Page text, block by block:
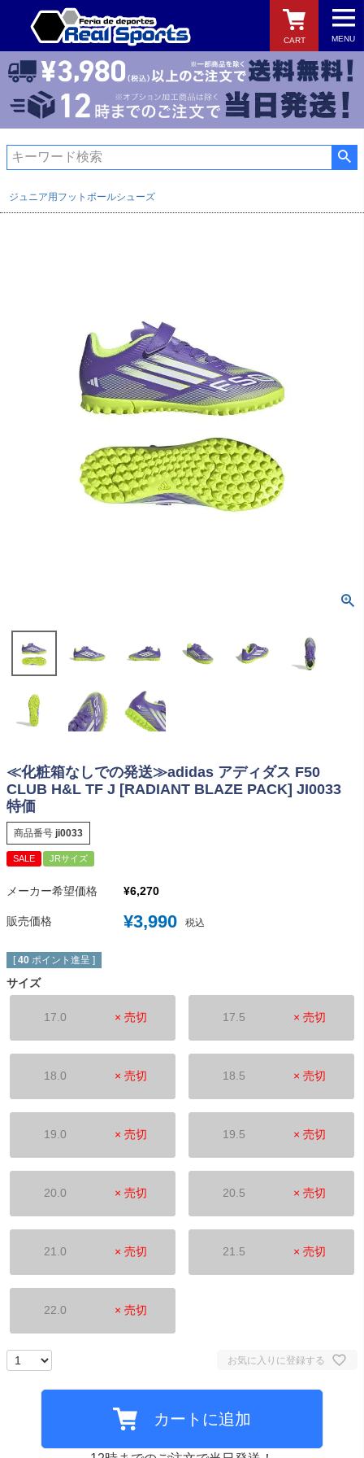
MENU
CART
検索
ジュニア用フットボールシューズ
≪化粧箱なしでの発送≫adidas アディダス F50
CLUB H&L TF J [RADIANT BLAZE PACK] JI0033
特価
商品番号 ji0033
SALE JRサイズ
メーカー希望価格 ¥6,270
販売価格 ¥3,990 税込
[ 40 ポイント進呈 ]
サイズ
17.0 × 売切 17.5 × 売切
18.0 × 売切 18.5 × 売切
19.0 × 売切 19.5 × 売切
20.0 × 売切 20.5 × 売切
21.0 × 売切 21.5 × 売切
22.0 × 売切
お気に入りに登録する
カートに追加